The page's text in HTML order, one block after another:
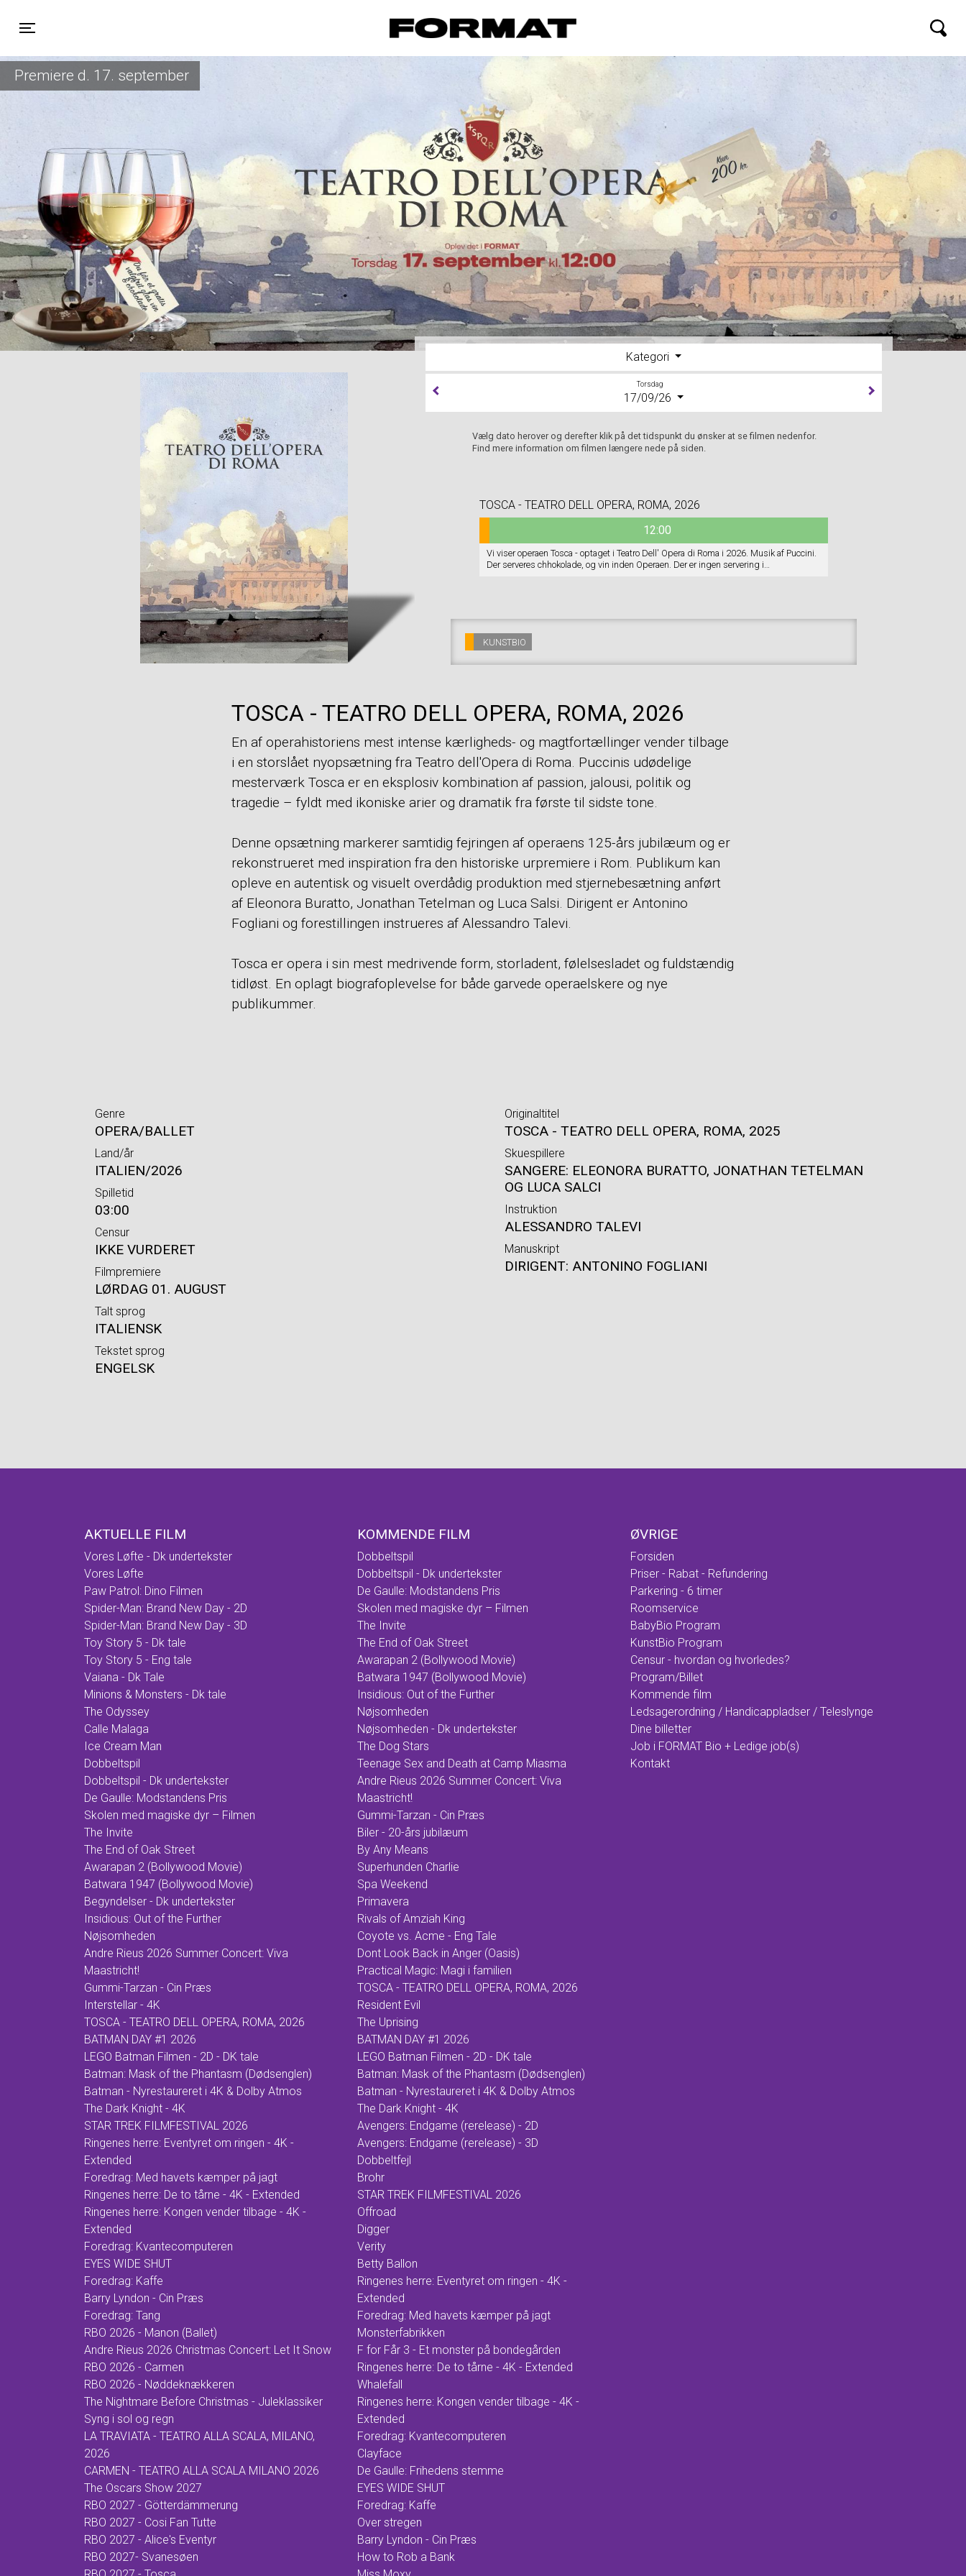
FORMAT Biograf
Premiere d. 17. september
Kategori
Torsdag
17/09/26
Vælg dato herover og derefter klik på det tidspunkt du ønsker at se filmen nedenfor.
Find mere information om filmen længere nede på siden.
TOSCA - TEATRO DELL OPERA, ROMA, 2026
12:00
Vi viser operaen Tosca - optaget i Teatro Dell' Opera di Roma i 2026. Musik af Puccini.
Der serveres chhokolade, og vin inden Operaen. Der er ingen servering i
KUNSTBIO
TOSCA - TEATRO DELL OPERA, ROMA, 2026
En af operahistoriens mest intense kærligheds- og magtfortællinger vender tilbage
i en storslået nyopsætning fra Teatro dell'Opera di Roma. Puccinis udødelige
mesterværk Tosca er en eksplosiv kombination af passion, jalousi, politik og
tragedie – fyldt med ikoniske arier og dramatik fra første til sidste tone.
Denne opsætning markerer samtidig fejringen af operaens 125-års jubilæum og er
rekonstrueret med inspiration fra den historiske urpremiere i Rom. Publikum kan
opleve en autentisk og visuelt overdådig produktion med stjernebesætning anført
af Eleonora Buratto, Jonathan Tetelman og Luca Salsi. Dirigent er Antonino
Fogliani og forestillingen instrueres af Alessandro Talevi.
Tosca er opera i sin mest medrivende form, storladent, følelsesladet og fuldstændig
tidløst. En oplagt biografoplevelse for både garvede operaelskere og nye
publikummer.
Genre
OPERA/BALLET
Land/år
ITALIEN/2026
Spilletid
03:00
Censur
IKKE VURDERET
Filmpremiere
LØRDAG 01. AUGUST
Talt sprog
ITALIENSK
Tekstet sprog
ENGELSK
Originaltitel
TOSCA - TEATRO DELL OPERA, ROMA, 2025
Skuespillere
SANGERE: ELEONORA BURATTO, JONATHAN TETELMAN
OG LUCA SALCI
Instruktion
ALESSANDRO TALEVI
Manuskript
DIRIGENT: ANTONINO FOGLIANI
AKTUELLE FILM
Vores Løfte - Dk undertekster
Vores Løfte
Paw Patrol: Dino Filmen
Spider-Man: Brand New Day - 2D
Spider-Man: Brand New Day - 3D
Toy Story 5 - Dk tale
Toy Story 5 - Eng tale
Vaiana - Dk Tale
Minions & Monsters - Dk tale
The Odyssey
Calle Malaga
Ice Cream Man
Dobbeltspil
Dobbeltspil - Dk undertekster
De Gaulle: Modstandens Pris
Skolen med magiske dyr – Filmen
The Invite
The End of Oak Street
Awarapan 2 (Bollywood Movie)
Batwara 1947 (Bollywood Movie)
Begyndelser - Dk undertekster
Insidious: Out of the Further
Nøjsomheden
Andre Rieus 2026 Summer Concert: Viva
Maastricht!
Gummi-Tarzan - Cin Præs
Interstellar - 4K
TOSCA - TEATRO DELL OPERA, ROMA, 2026
BATMAN DAY #1 2026
LEGO Batman Filmen - 2D - DK tale
Batman: Mask of the Phantasm (Dødsenglen)
Batman - Nyrestaureret i 4K & Dolby Atmos
The Dark Knight - 4K
STAR TREK FILMFESTIVAL 2026
Ringenes herre: Eventyret om ringen - 4K -
Extended
Foredrag: Med havets kæmper på jagt
Ringenes herre: De to tårne - 4K - Extended
Ringenes herre: Kongen vender tilbage - 4K -
Extended
Foredrag: Kvantecomputeren
EYES WIDE SHUT
Foredrag: Kaffe
Barry Lyndon - Cin Præs
Foredrag: Tang
RBO 2026 - Manon (Ballet)
Andre Rieus 2026 Christmas Concert: Let It Snow
RBO 2026 - Carmen
RBO 2026 - Nøddeknækkeren
The Nightmare Before Christmas - Juleklassiker
Syng i sol og regn
LA TRAVIATA - TEATRO ALLA SCALA, MILANO,
2026
CARMEN - TEATRO ALLA SCALA MILANO 2026
The Oscars Show 2027
RBO 2027 - Götterdämmerung
RBO 2027 - Cosi Fan Tutte
RBO 2027 - Alice's Eventyr
RBO 2027- Svanesøen
KOMMENDE FILM
Dobbeltspil
Dobbeltspil - Dk undertekster
De Gaulle: Modstandens Pris
Skolen med magiske dyr – Filmen
The Invite
The End of Oak Street
Awarapan 2 (Bollywood Movie)
Batwara 1947 (Bollywood Movie)
Insidious: Out of the Further
Nøjsomheden
Nøjsomheden - Dk undertekster
The Dog Stars
Teenage Sex and Death at Camp Miasma
Andre Rieus 2026 Summer Concert: Viva
Maastricht!
Gummi-Tarzan - Cin Præs
Biler - 20-års jubilæum
By Any Means
Superhunden Charlie
Spa Weekend
Primavera
Rivals of Amziah King
Coyote vs. Acme - Eng Tale
Dont Look Back in Anger (Oasis)
Practical Magic: Magi i familien
TOSCA - TEATRO DELL OPERA, ROMA, 2026
Resident Evil
The Uprising
BATMAN DAY #1 2026
LEGO Batman Filmen - 2D - DK tale
Batman: Mask of the Phantasm (Dødsenglen)
Batman - Nyrestaureret i 4K & Dolby Atmos
The Dark Knight - 4K
Avengers: Endgame (rerelease) - 2D
Avengers: Endgame (rerelease) - 3D
Dobbeltfejl
Brohr
STAR TREK FILMFESTIVAL 2026
Offroad
Digger
Verity
Betty Ballon
Ringenes herre: Eventyret om ringen - 4K -
Extended
Foredrag: Med havets kæmper på jagt
Monsterfabrikken
F for Får 3 - Et monster på bondegården
Ringenes herre: De to tårne - 4K - Extended
Whalefall
Ringenes herre: Kongen vender tilbage - 4K -
Extended
Foredrag: Kvantecomputeren
Clayface
De Gaulle: Frihedens stemme
EYES WIDE SHUT
Foredrag: Kaffe
Over stregen
Barry Lyndon - Cin Præs
How to Rob a Bank
ØVRIGE
Forsiden
Priser - Rabat - Refundering
Parkering - 6 timer
Roomservice
BabyBio Program
KunstBio Program
Censur - hvordan og hvorledes?
Program/Billet
Kommende film
Ledsagerordning / Handicappladser / Teleslynge
Dine billetter
Job i FORMAT Bio + Ledige job(s)
Kontakt